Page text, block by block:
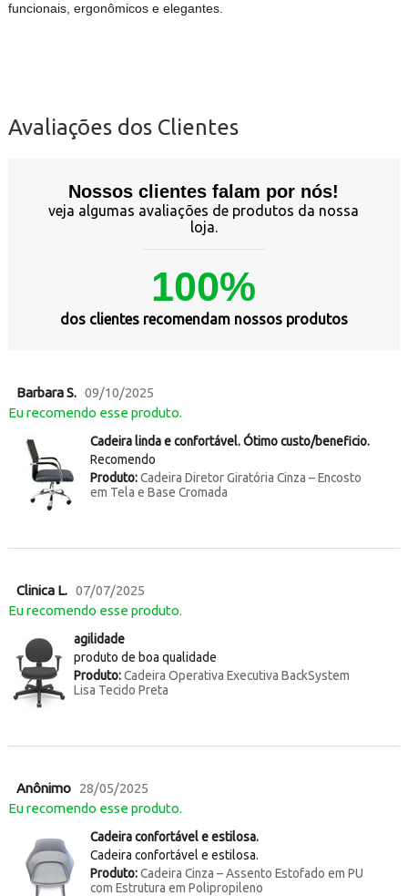
funcionais, ergonômicos e elegantes.
Avaliações dos Clientes
Nossos clientes falam por nós!
veja algumas avaliações de produtos da nossa
loja.
100%
dos clientes recomendam nossos produtos
Barbara S. 09/10/2025
Eu recomendo esse produto.
Cadeira linda e confortável. Ótimo custo/beneficio.
Recomendo
Produto:Cadeira Diretor Giratória Cinza – Encosto
em Tela e Base Cromada
Clinica L. 07/07/2025
Eu recomendo esse produto.
agilidade
produto de boa qualidade
Produto:Cadeira Operativa Executiva BackSystem
Lisa Tecido Preta
Anônimo 28/05/2025
Eu recomendo esse produto.
Cadeira confortável e estilosa.
Cadeira confortável e estilosa.
Produto:Cadeira Cinza – Assento Estofado em PU
com Estrutura em Polipropileno